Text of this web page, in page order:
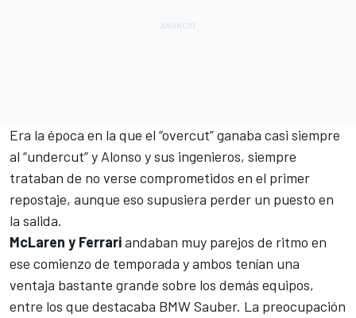
Era la época en la que el “overcut” ganaba casi siempre
al “undercut” y Alonso y sus ingenieros, siempre
trataban de no verse comprometidos en el primer
repostaje, aunque eso supusiera perder un puesto en
la salida.
McLaren y Ferrariandaban muy parejos de ritmo en
ese comienzo de temporada y ambos tenían una
ventaja bastante grande sobre los demás equipos,
entre los que destacaba BMW Sauber. La preocupación